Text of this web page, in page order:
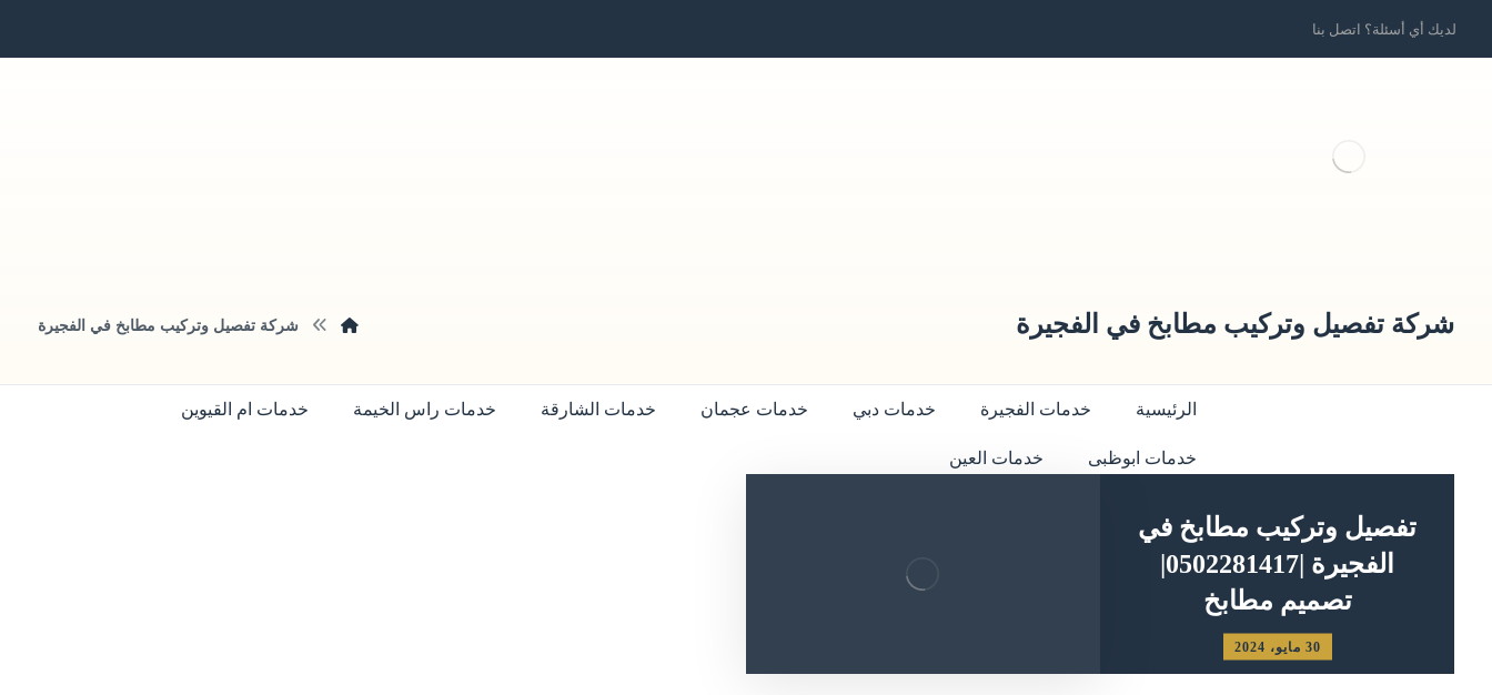
لديك أي أسئلة؟ اتصل بنا
الرئيسية خدمات الفجيرة خدمات دبي خدمات عجمان خدمات الشارقة خدمات راس الخيمة خدمات ام القيوين
خدمات ابوظبى خدمات العين
شركة تفصيل وتركيب مطابخ في الفجيرة شركة تفصيل وتركيب مطابخ في الفجيرة
تفصيل وتركيب مطابخ في
الفجيرة |0502281417|
تصميم مطابخ
30 مايو، 2024